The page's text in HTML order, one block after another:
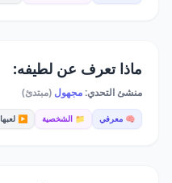
ماذا تعرف عن لطيفه:
منشئ التحدي:مجهول (مبتدئ)
🧠 معرفي 📁 الشخصية ▶️ لعبها 38